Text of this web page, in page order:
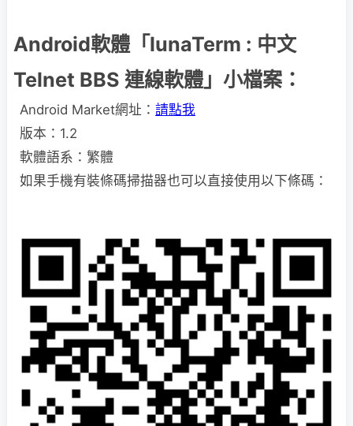
Android軟體「lunaTerm : 中文
Telnet BBS 連線軟體」小檔案：
Android Market網址： 請點我
版本：1.2
軟體語系：繁體
如果手機有裝條碼掃描器也可以直接使用以下條碼：